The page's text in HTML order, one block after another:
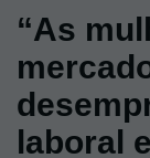
“As
laboral